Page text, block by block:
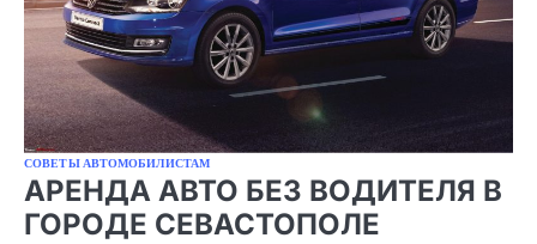
СОВЕТЫ АВТОМОБИЛИСТАМ
АРЕНДА АВТО БЕЗ ВОДИТЕЛЯ В
ГОРОДЕ СЕВАСТОПОЛЕ